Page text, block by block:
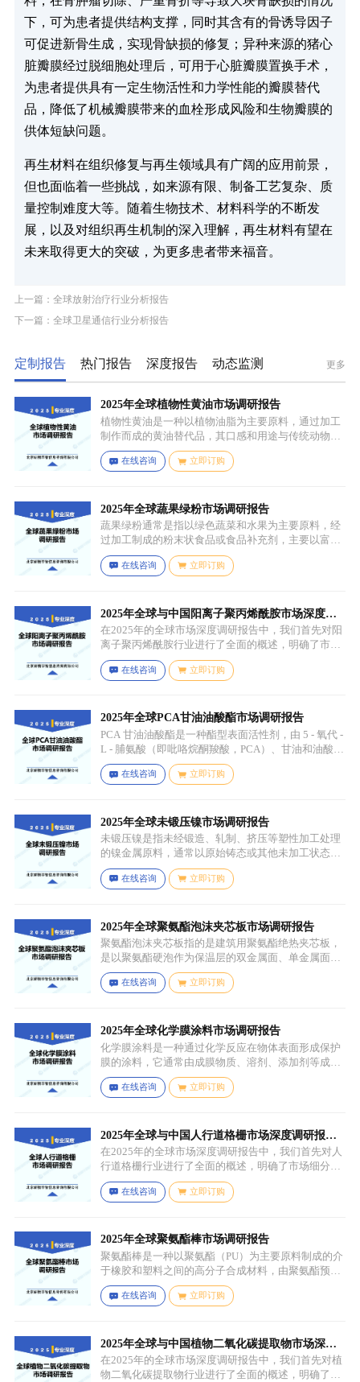
下，可为患者提供结构支撑，同时其含有的骨诱导因子
可促进新骨生成，实现骨缺损的修复；异种来源的猪心
脏瓣膜经过脱细胞处理后，可用于心脏瓣膜置换手术，
为患者提供具有一定生物活性和力学性能的瓣膜替代
品，降低了机械瓣膜带来的血栓形成风险和生物瓣膜的
供体短缺问题。
再生材料在组织修复与再生领域具有广阔的应用前景，
但也面临着一些挑战，如来源有限、制备工艺复杂、质
量控制难度大等。随着生物技术、材料科学的不断发
展，以及对组织再生机制的深入理解，再生材料有望在
未来取得更大的突破，为更多患者带来福音。
上一篇：全球放射治疗行业分析报告
下一篇：全球卫星通信行业分析报告
定制报告 热门报告 深度报告 动态监测 更多
2025年全球植物性黄油市场调研报告
植物性黄油是一种以植物油脂为主要原料，通过加工
制作而成的黄油替代品，其口感和用途与传统动物黄
油较为相似，常见的有大豆油、菜籽油、椰子油、棕
榈油等，这些植物油脂经过精炼、氢化或酯交换等工
用香精、色素等，以改善口感、延长保质期和调整风
味。
在线咨询 立即订购
2025年全球蔬果绿粉市场调研报告
蔬果绿粉通常是指以绿色蔬菜和水果为主要原料，经
过加工制成的粉末状食品或食品补充剂，主要以富含
叶绿素、膳食纤维、维生素、矿物质等营养成分的绿
色蔬菜和水果为原料，常见的包括菠菜、羽衣甘蓝、
等，有时也会搭配其他颜色的蔬果（如胡萝卜、甜菜
根等）以丰富营养等绿色水果。
在线咨询 立即订购
2025年全球与中国阳离子聚丙烯酰胺市场深度调
研报告：行业趋势与投资前景分析
在2025年的全球市场深度调研报告中，我们首先对阳
离子聚丙烯酰胺行业进行了全面的概述，明确了市场
细分与应用场景。通过对细分产品的定义与特点进行
深入分析，我们揭示了关键应用场景及其客群洞察。
在线咨询 立即订购
2025年全球PCA甘油油酸酯市场调研报告
PCA 甘油油酸酯是一种酯型表面活性剂，由 5 - 氧代 -
L - 脯氨酸（即吡咯烷酮羧酸，PCA）、甘油和油酸通
过化学反应生成，化学名称为 5 - 氧代 - L - 脯氨酸 2 -
羟基 - 3-(油酰氧基) 丙酯，分子式为 C26H45NO6，分
先进行皂化反应得到脂肪酸盐，再经过酸化、酯化等
一系列反应，将甘油与油酸结合，并引入 PCA 基团，
从而得到 PCA 甘油油酸酯。
在线咨询 立即订购
2025年全球未锻压镍市场调研报告
未锻压镍是指未经锻造、轧制、挤压等塑性加工处理
的镍金属原料，通常以原始铸态或其他未加工状态存
在，一般为块状、锭状、粒状或其他铸造成型的原始
形态，表面可能保留铸造过程中形成的粗糙纹理或缺
力学性能，质地较脆且强度较低。
在线咨询 立即订购
2025年全球聚氨酯泡沫夹芯板市场调研报告
聚氨酯泡沫夹芯板指的是建筑用聚氨酯绝热夹芯板，
是以聚氨酯硬泡作为保温层的双金属面、单金属面或
非金属面复合板材。
在线咨询 立即订购
2025年全球化学膜涂料市场调研报告
化学膜涂料是一种通过化学反应在物体表面形成保护
膜的涂料，它通常由成膜物质、溶剂、添加剂等成分
组成。成膜物质是涂料的主要成分，它在施工后通过
化学反应（如聚合反应、交联反应等）形成连续的、
可改善涂料的性能，如提高附着力、耐候性、耐腐蚀
性等。
在线咨询 立即订购
2025年全球与中国人行道格栅市场深度调研报
告：行业趋势与投资前景分析
在2025年的全球市场深度调研报告中，我们首先对人
行道格栅行业进行了全面的概述，明确了市场细分与
应用场景。通过对细分产品的定义与特点进行深入分
析，我们揭示了关键应用场景及其客群洞察。
在线咨询 立即订购
2025年全球聚氨酯棒市场调研报告
聚氨酯棒是一种以聚氨酯（PU）为主要原料制成的介
于橡胶和塑料之间的高分子合成材料，由聚氨酯预聚
体、扩链剂、低分子量多元醇、助剂等组成，其中，
预聚体是基础原料，决定了聚氨酯棒的基本性能，扩
如增塑剂、填充剂、着色剂、抗氧剂、光稳定剂、阻
燃剂等，可改善材料的加工性能、物理性能和化学性
能等。
在线咨询 立即订购
2025年全球与中国植物二氧化碳提取物市场深度
调研报告：行业趋势与投资前景分析
在2025年的全球市场深度调研报告中，我们首先对植
物二氧化碳提取物行业进行了全面的概述，明确了市